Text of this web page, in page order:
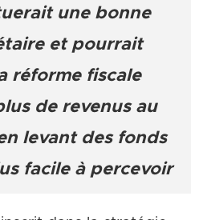
une bonne
et pourrait
réforme fiscale
de revenus au
levant des fonds
facile à percevoir